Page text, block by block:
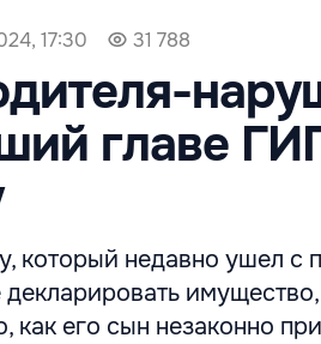
17:30 31 788
главе
который недавно ушел с
как его сын незаконно